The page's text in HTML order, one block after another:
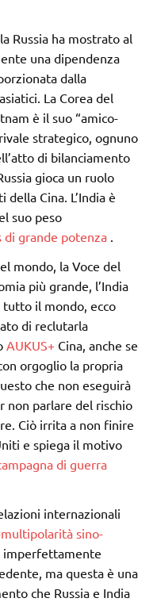
la Russia ha mostrato al
una dipendenza
dalla
La Corea del
è il suo “amico-
strategico, ognuno
di bilanciamento
gioca un ruolo
Cina. L’India è
suo peso
di grande potenza .
mondo, la Voce del
più grande, l’India
tutto il mondo, ecco
di reclutarla
AUKUS+ Cina, anche se
orgoglio la propria
che non eseguirà
non parlare del rischio
Ciò irrita a non finire
e spiega il motivo
di guerra
internazionali
sino-
imperfettamente
ma questa è una
che Russia e India